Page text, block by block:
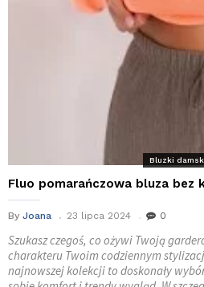
Bluzki
Fluo pomarańczowa bluza bez
By Joana 23 lipca 2024 0
Szukasz czegoś, co ożywi Twoją
charakteru Twoim codziennym
najnowszej kolekcji to doskonały